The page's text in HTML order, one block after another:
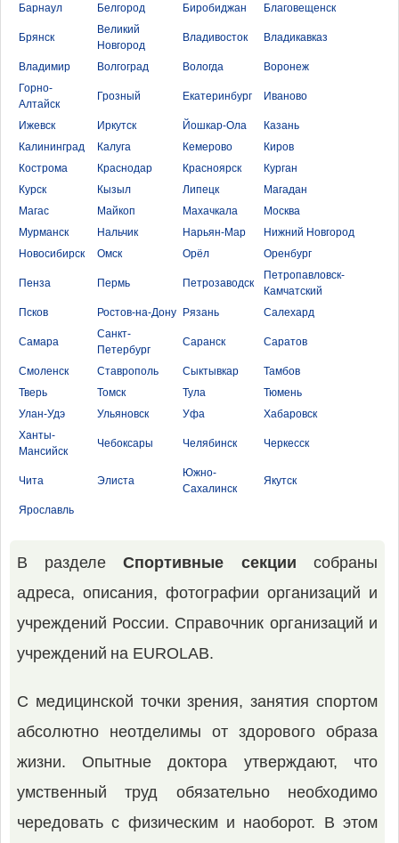
Барнаул
Белгород Биробиджан Благовещенск
Брянск
Великий
Новгород
Владивосток Владикавказ
Владимир Волгоград Вологда
Воронеж
Горно-
Алтайск
Грозный Екатеринбург Иваново
Ижевск Иркутск Йошкар-Ола
Казань
Калининград
Калуга Кемерово
Киров
Кострома
Краснодар Красноярск
Курган
Курск
Кызыл Липецк
Магадан
Магас
Майкоп Махачкала
Москва
Мурманск
Нальчик Нарьян-Мар
Нижний Новгород
Новосибирск
Омск Орёл Оренбург
Пенза Пермь Петрозаводск
Петропавловск-
Камчатский
Псков
Ростов-на-Дону Рязань Салехард
Самара
Санкт-
Петербург
Саранск Саратов
Смоленск Ставрополь Сыктывкар
Тамбов
Тверь
Томск Тула
Тюмень
Улан-Удэ
Ульяновск Уфа
Хабаровск
Ханты-
Мансийск
Чебоксары Челябинск Черкесск
Чита Элиста
Южно-
Сахалинск
Якутск
Ярославль
В разделеСпортивные секции собраны
адреса, описания, фотографии организаций и
учреждений России. Справочник организаций и
учреждений на EUROLAB.
С медицинской точки зрения, занятия спортом
абсолютно неотделимы от здорового образа
жизни. Опытные доктора утверждают, что
умственный труд обязательно необходимо
чередовать с физическим и наоборот. В этом